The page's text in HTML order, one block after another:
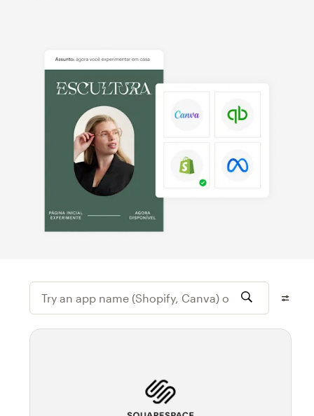
Try an app name (Shopify, Canva) or